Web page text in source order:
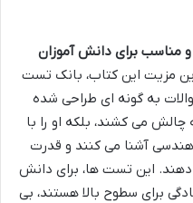
مناسب برای دانش آموزان
مزیت این کتاب، بانک تست
به گونه ای طراحی شده
چالش می کشند، بلکه او را با
آشنا می کنند و قدرت
دهند. این تست ها، برای دانش
برای سطوح بالا هستند، بی